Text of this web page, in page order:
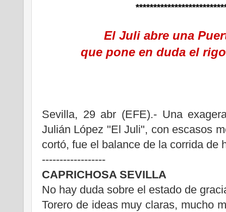
El Juli abre una
que pone en duda el
Sevilla, 29 abr (EFE).- Una
Julián López "El Juli", con escasos
cortó, fue el balance de la corrida de
------------------
CAPRICHOSA SEVILLA
No hay duda sobre el estado de
Torero de ideas muy claras, mucho